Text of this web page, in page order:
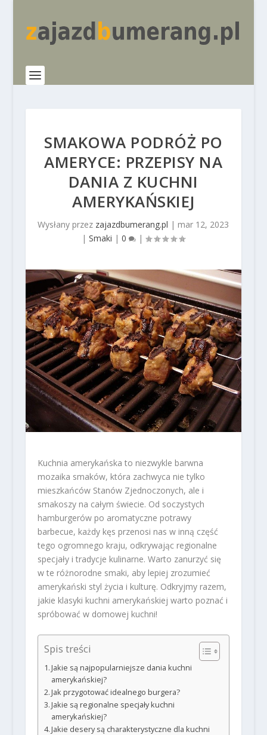
SMAKOWA PODRÓŻ PO
AMERYCE: PRZEPISY NA
DANIA Z KUCHNI
AMERYKAŃSKIEJ
Wysłany przez zajazdbumerang.pl | mar 12, 2023
|Smaki |0 |
Kuchnia amerykańska to niezwykle barwna
mozaika smaków, która zachwyca nie tylko
mieszkańców Stanów Zjednoczonych, ale i
smakoszy na całym świecie. Od soczystych
hamburgerów po aromatyczne potrawy
barbecue, każdy kęs przenosi nas w inną część
tego ogromnego kraju, odkrywając regionalne
specjały i tradycje kulinarne. Warto zanurzyć się
w te różnorodne smaki, aby lepiej zrozumieć
amerykański styl życia i kulturę. Odkryjmy razem,
jakie klasyki kuchni amerykańskiej warto poznać i
spróbować w domowej kuchni!
Spis treści
Jakie są najpopularniejsze dania kuchni
amerykańskiej?
Jak przygotować idealnego burgera?
Jakie są regionalne specjały kuchni
amerykańskiej?
Jakie desery są charakterystyczne dla kuchni